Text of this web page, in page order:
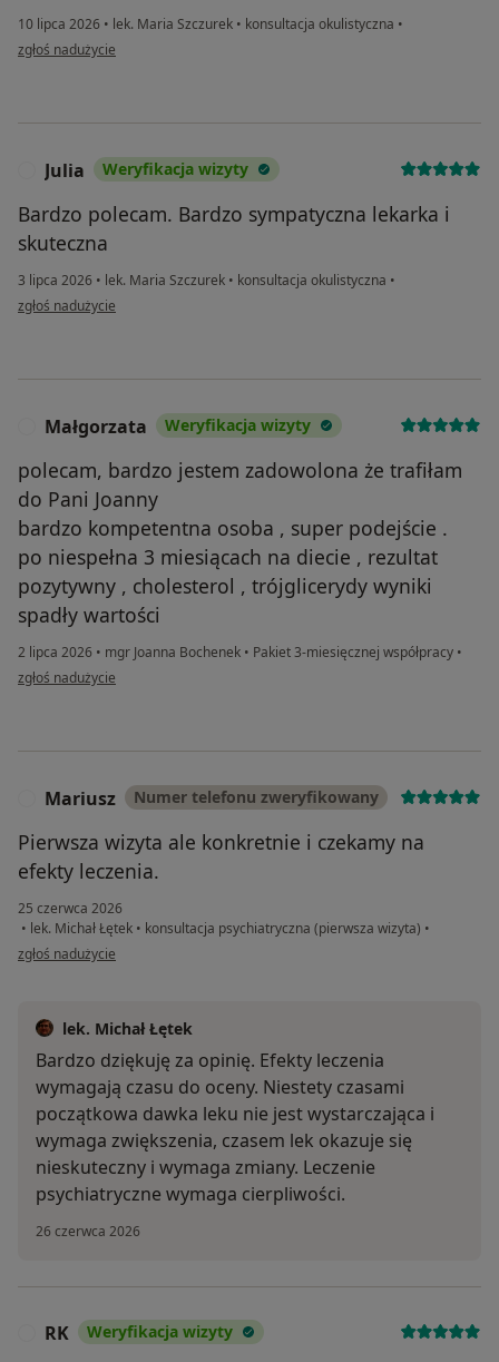
10 lipca 2026 • lek. Maria Szczurek • konsultacja okulistyczna •
w opinii użytkownika Pz
zgłoś nadużycie
Julia Weryfikacja wizyty
Bardzo polecam. Bardzo sympatyczna lekarka i
skuteczna
3 lipca 2026 • lek. Maria Szczurek • konsultacja okulistyczna •
w opinii użytkownika Julia
zgłoś nadużycie
Małgorzata Weryfikacja wizyty
polecam, bardzo jestem zadowolona że trafiłam
do Pani Joanny
bardzo kompetentna osoba , super podejście .
po niespełna 3 miesiącach na diecie , rezultat
pozytywny , cholesterol , trójglicerydy wyniki
spadły wartości
2 lipca 2026 • mgr Joanna Bochenek • Pakiet 3-miesięcznej współpracy •
w opinii użytkownika Małgorzata
zgłoś nadużycie
Mariusz Numer telefonu zweryfikowany
Pierwsza wizyta ale konkretnie i czekamy na
efekty leczenia.
25 czerwca 2026
• lek. Michał Łętek • konsultacja psychiatryczna (pierwsza wizyta) •
w opinii użytkownika Mariusz
zgłoś nadużycie
lek. Michał Łętek
Bardzo dziękuję za opinię. Efekty leczenia
wymagają czasu do oceny. Niestety czasami
początkowa dawka leku nie jest wystarczająca i
wymaga zwiększenia, czasem lek okazuje się
nieskuteczny i wymaga zmiany. Leczenie
psychiatryczne wymaga cierpliwości.
26 czerwca 2026
RK Weryfikacja wizyty